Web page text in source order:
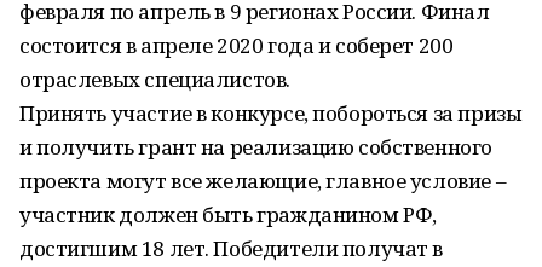
февраля по апрель в 9 регионах России. Финал
состоится в апреле 2020 года и соберет 200
отраслевых специалистов.
Принять участие в конкурсе, побороться за призы
и получить грант на реализацию собственного
проекта могут все желающие, главное условие –
участник должен быть гражданином РФ,
достигшим 18 лет. Победители получат в